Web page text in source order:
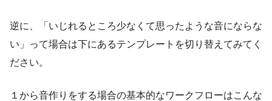
逆に、「いじれるところ少なくて思ったような音にならな
い」って場合は下にあるテンプレートを切り替えてみてく
ださい。
１から音作りをする場合の基本的なワークフローはこんな